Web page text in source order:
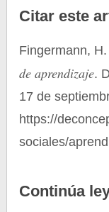
Citar este
Fingermann,
de aprendizaje.
17 de
https://
sociales/
Continúa